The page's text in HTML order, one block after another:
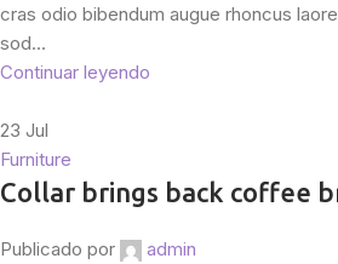
cras odio bibendum augue rhoncus
sod...
Continuar leyendo
23 Jul
Furniture
Collar brings back coffee
Publicado por
admin